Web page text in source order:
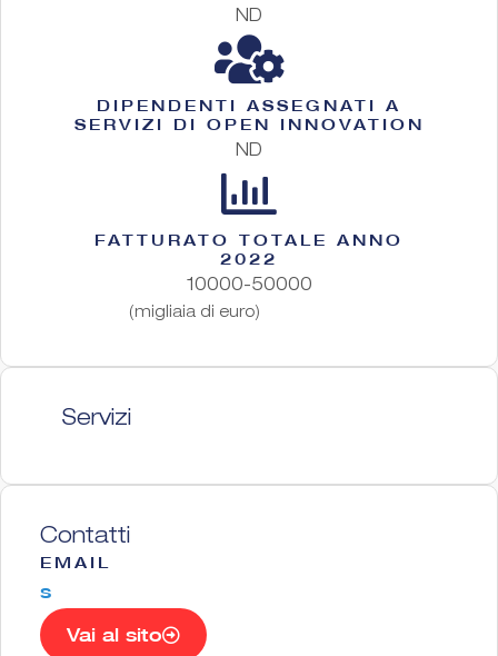
ND
DIPENDENTI ASSEGNATI A
SERVIZI DI OPEN INNOVATION
ND
FATTURATO TOTALE ANNO
2022
10000-50000
(migliaia di euro)
Servizi
Contatti
EMAIL
s
Vai al sito